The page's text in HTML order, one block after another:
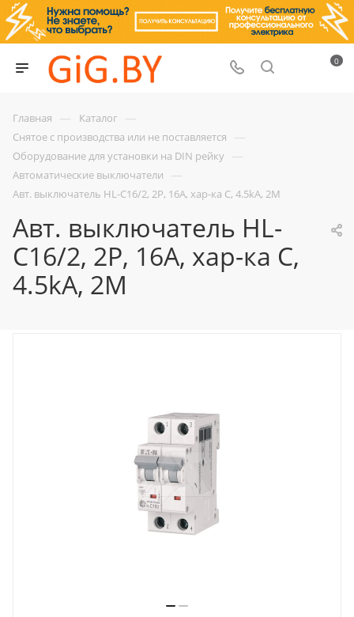
0
Главная — Каталог —
Снятое с производства или не поставляется —
Оборудование для установки на DIN рейку —
Автоматические выключатели —
Авт. выключатель HL-C16/2, 2P, 16A, хар-ка C, 4.5kA, 2M
Авт. выключатель HL-
C16/2, 2P, 16A, хар-ка C,
4.5kA, 2M